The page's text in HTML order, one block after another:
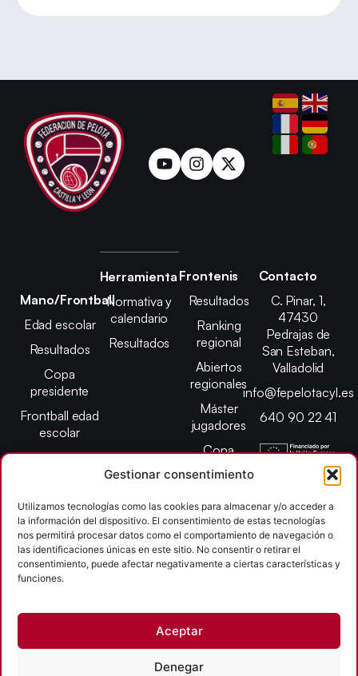
Gestionar consentimiento
Utilizamos tecnologías como las cookies para almacenar y/o acceder a
la información del dispositivo. El consentimiento de estas tecnologías
nos permitirá procesar datos como el comportamiento de navegación o
las identificaciones únicas en este sitio. No consentir o retirar el
consentimiento, puede afectar negativamente a ciertas características y
funciones.
Aceptar
Denegar
Mano/Frontball
Edad escolar
Resultados
Copa
presidente
Frontball edad
escolar
Herramienta
Normativa y
calendario
Resultados
Frontenis
Resultados
Ranking
regional
Abiertos
regionales
Máster
jugadores
Copa
presidente
escolar
Campeonato
provincial
León
Contacto
C. Pinar, 1,
47430
Pedrajas de
San Esteban,
Valladolid
info@fepelotacyl.es
640 90 22 41
Copyright © 2026
Federación Pelota Castilla y León | FePelotaCyL
| Desarrollado porTOOOLS